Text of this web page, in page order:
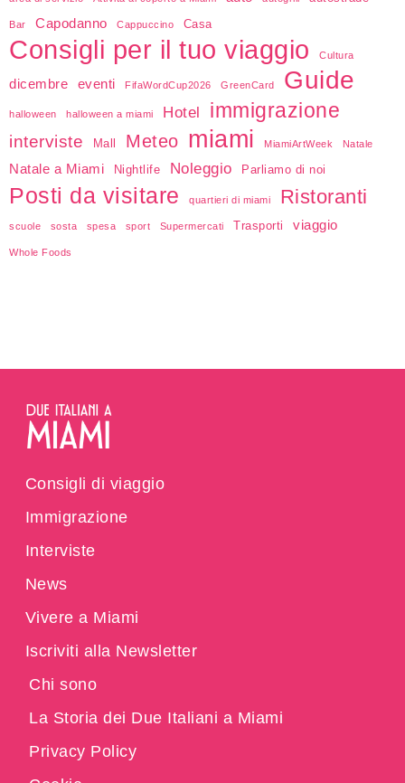
Bar Capodanno Cappuccino Casa
Consigli per il tuo viaggio Cultura
dicembre eventi FifaWordCup2026 GreenCard Guide
halloween halloween a miami Hotel immigrazione
interviste Mall Meteo miami MiamiArtWeek Natale
Natale a Miami Nightlife Noleggio Parliamo di noi
Posti da visitare quartieri di miami Ristoranti
scuole sosta spesa sport Supermercati Trasporti viaggio
Whole Foods
Consigli di viaggio
Immigrazione
Interviste
News
Vivere a Miami
Iscriviti alla Newsletter
Chi sono
La Storia dei Due Italiani a Miami
Privacy Policy